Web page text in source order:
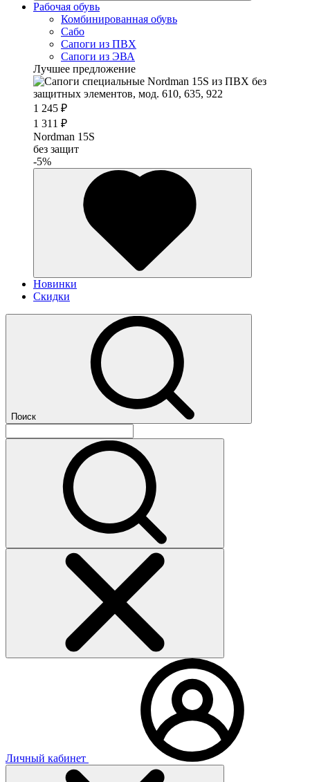
Рабочая обувь
Комбинированная обувь
Сабо
Сапоги из ПВХ
Сапоги из ЭВА
Лучшее предложение
1 245 ₽
1 311 ₽
Nordman 15S
без защит
-5%
Новинки
Скидки
Поиск
Личный кабинет